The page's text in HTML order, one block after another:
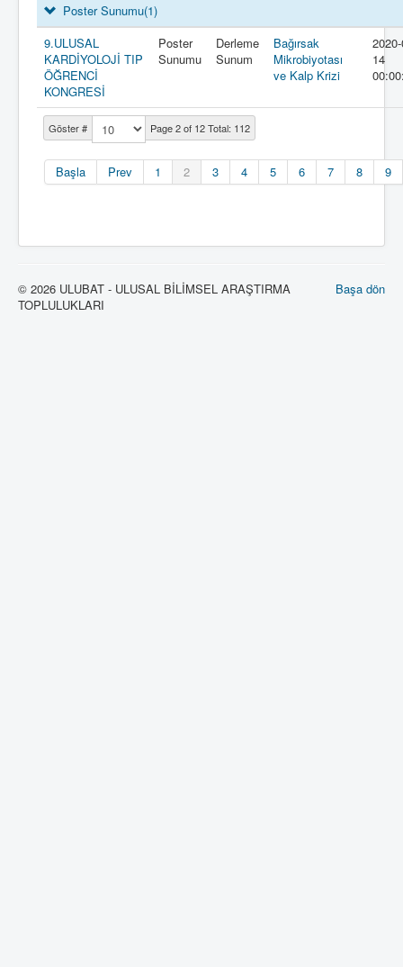
Göster # Page 2 of 12 Total: 112
Başla Prev 1 2 3 4 5 6 7 8 9
Poster Sunumu(1)
9.ULUSAL
KARDİYOLOJİ TIP
ÖĞRENCİ
KONGRESİ
Poster
Sunumu
Derleme
Sunum
Bağırsak
Mikrobiyotası
ve Kalp Krizi
14
Başa dön
© 2026 ULUBAT - ULUSAL BİLİMSEL ARAŞTIRMA
TOPLULUKLARI